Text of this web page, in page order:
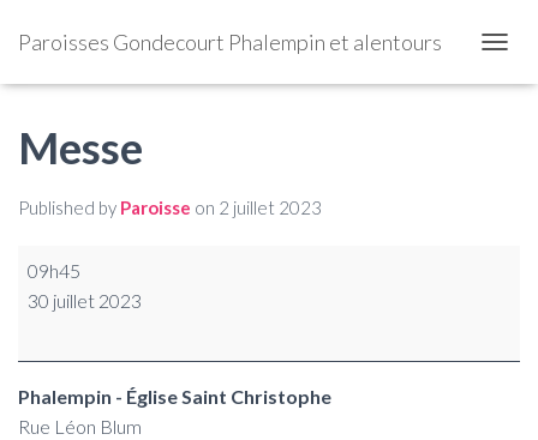
Paroisses Gondecourt Phalempin et alentours
Messe
Published by Paroisse on 2 juillet 2023
09h45
30 juillet 2023
Phalempin - Église Saint Christophe
Rue Léon Blum